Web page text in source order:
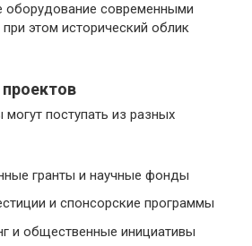
оборудование современными
этом исторический облик
поступать из разных
гранты и научные фонды
и спонсорские программы
и общественные инициативы